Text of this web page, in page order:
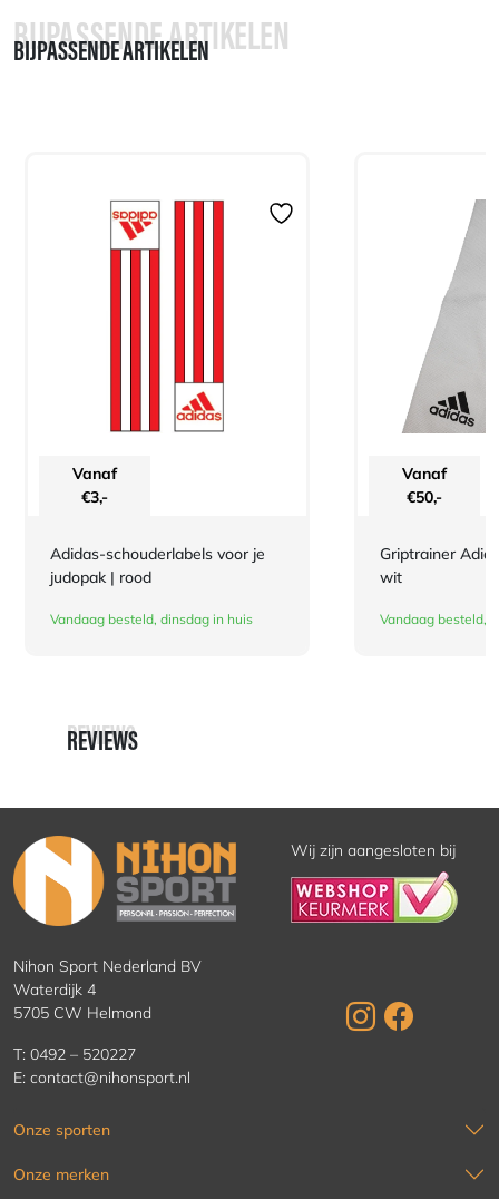
BIJPASSENDE ARTIKELEN
BIJPASSENDE ARTIKELEN
Vanaf
€3,-
Adidas-schouderlabels voor je
judopak | rood
Vandaag besteld, dinsdag in huis
Vanaf
€50,-
Griptrainer
wit
Vandaag besteld,
REVIEWS
REVIEWS
Wij zijn aangesloten bij
Nihon Sport Nederland BV
Waterdijk 4
5705 CW Helmond
T: 0492 – 520227
E: contact@nihonsport.nl
Onze sporten
Onze merken